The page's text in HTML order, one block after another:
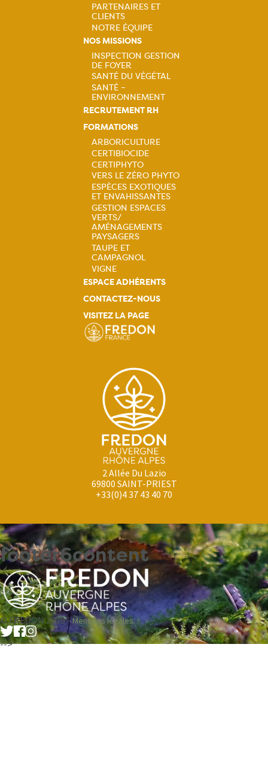
PARTENAIRES ET
CLIENTS
NOTRE ÉQUIPE
NOS MISSIONS
Navigation
principale
INSPECTION GESTION
DE FOYER
SANTÉ DU VÉGÉTAL
SANTÉ –
ENVIRONNEMENT
RECRUTEMENT RH
FORMATIONS
Navigation
principale
ARBORICULTURE
CERTIBIOCIDE
CERTIPHYTO
VERS LE ZÉRO PHYTO
ESPÈCES EXOTIQUES
ET ENVAHISSANTES
GESTION ESPACES
VERTS/
AMÉNAGEMENTS
PAYSAGERS
TAUPE ET
CAMPAGNOL
VIGNE
ESPACE ADHÉRENTS
CONTACTEZ-NOUS
VISITEZ LA PAGE
2 Allée Du Lazio
69800 SAINT-PRIEST
+33(0)4 37 43 40 70
footer6content
© FREDON 2019 -Mentions légales
-->